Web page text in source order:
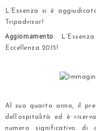
L’Essenza si è
Tripadvisor!
Aggiornamento:
Eccellenza 2015!
Al suo quarto anno, il
dell’ospitalità ed è
numero significativo di